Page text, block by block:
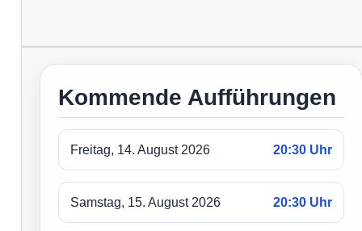
Kommende Aufführungen
Freitag, 14. August 2026 20:30 Uhr
Samstag, 15. August 2026 20:30 Uhr